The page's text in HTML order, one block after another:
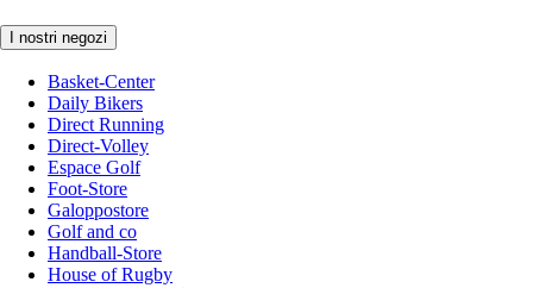
I nostri negozi
Basket-Center
Daily Bikers
Direct Running
Direct-Volley
Espace Golf
Foot-Store
Galoppostore
Golf and co
Handball-Store
House of Rugby